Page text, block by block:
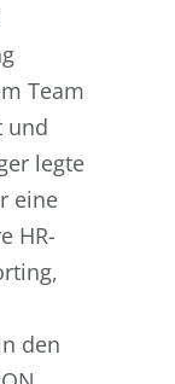
Team
und
legte
eine
HR-
den